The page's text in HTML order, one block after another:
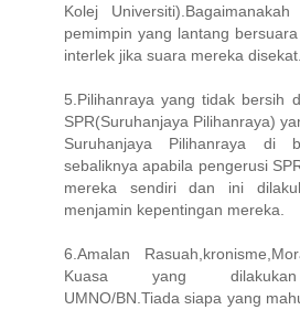
Kolej
pemimpin yang lantang
interlek jika suara mereka disekat.
5.Pilihanraya yang tidak bersih
SPR(Suruhanjaya Pilihanraya)
Suruhanjaya Pilihanraya di
sebaliknya apabila pengerusi
mereka sendiri dan ini
menjamin kepentingan mereka.
6.Amalan
Kuasa yang dilakukan
UMNO/BN.Tiada siapa yang